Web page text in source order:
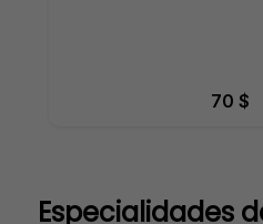
70 $
Especialidades